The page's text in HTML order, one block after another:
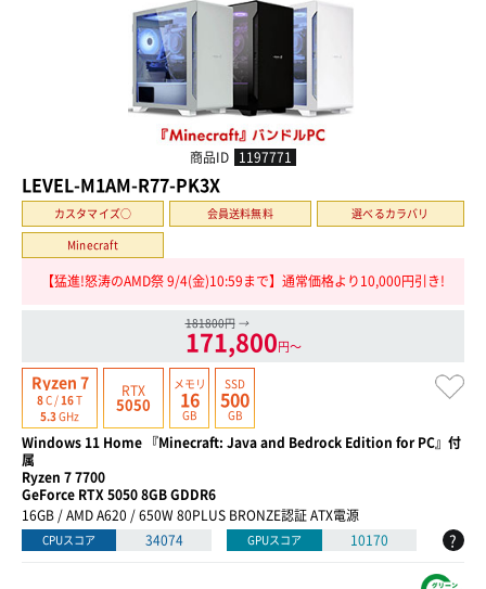
商品ID 1197771
LEVEL-M1AM-R77-PK3X
カスタマイズ○ 会員送料無料
選べるカラバリ
Minecraft
【猛進!怒涛のAMD祭 9/4(金)10:59まで】通常価格より10,000円引き!
181800円 →
171,800円〜
Ryzen 7
8C /16T
5.3GHz
RTX
5050
メモリ
16
GB
SSD
500
GB
Windows 11 Home 『Minecraft: Java and Bedrock Edition for PC』付
属
Ryzen 7 7700
GeForce RTX 5050 8GB GDDR6
16GB / AMD A620 / 650W 80PLUS BRONZE認証 ATX電源
CPUスコア 34074 GPUスコア 10170 ?